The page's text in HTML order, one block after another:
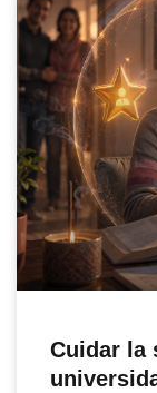
Cuidar la